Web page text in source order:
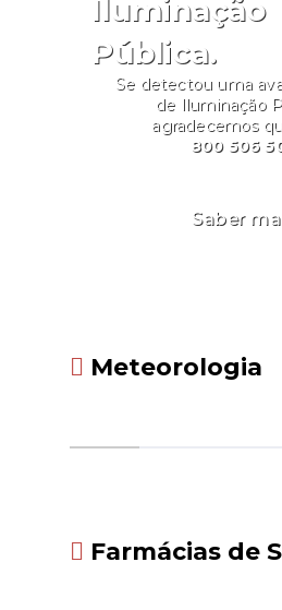
Iluminação
Pública.
Se detectou uma
de Iluminação
agradecemos
800 506
Saber
Meteorologia
Farmácias de